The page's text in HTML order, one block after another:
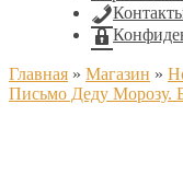
Главная » Магазин »
Письмо Деду